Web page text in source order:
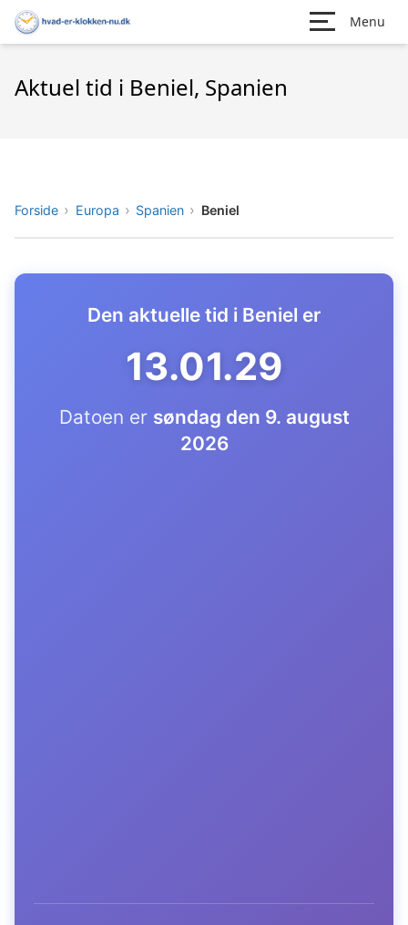
Menu
Aktuel tid i Beniel, Spanien
Forside Europa Spanien Beniel
Den aktuelle tid i Beniel er
13.01.30
Datoen er søndag den 9. august
2026